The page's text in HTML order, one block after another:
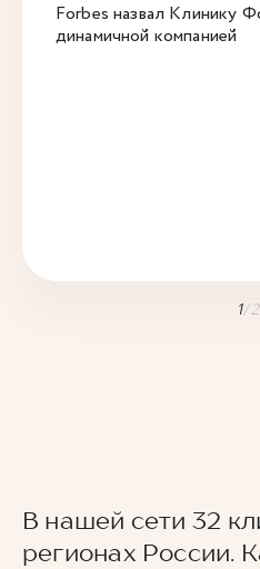
Forbes назвал Клинику
динамичной компанией
1/2
В нашей сети 32
регионах России.